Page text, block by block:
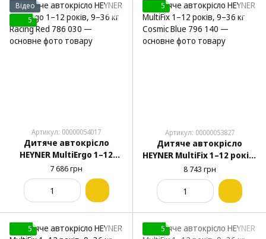
Відео
5
Артикул: 00000054017
Дитяче автокрісло
HEYNER MultiErgo 1–12
років, 9–36 кг Racing Red
786 030
7 686 грн
5
Артикул: 00000053827
Дитяче автокрісло
HEYNER MultiFix 1–12 років,
9–36 кг Cosmic Blue 796
140
8 743 грн
5 5